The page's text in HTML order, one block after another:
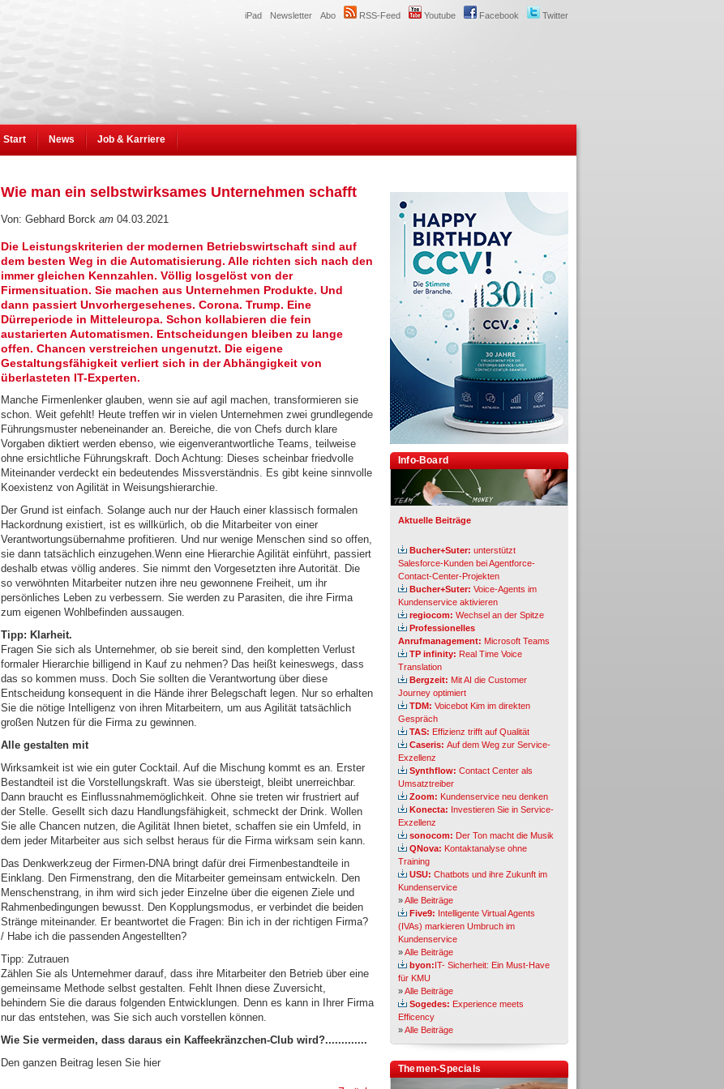
Twitter
Facebook
Youtube
RSS-Feed
Abo
Newsletter
iPad
Start News Job & Karriere
Wie man ein selbstwirksames Unternehmen schafft
Von: Gebhard Borck am 04.03.2021
Die Leistungskriterien der modernen Betriebswirtschaft sind auf
dem besten Weg in die Automatisierung. Alle richten sich nach den
immer gleichen Kennzahlen. Völlig losgelöst von der
Firmensituation. Sie machen aus Unternehmen Produkte. Und
dann passiert Unvorhergesehenes. Corona. Trump. Eine
Dürreperiode in Mitteleuropa. Schon kollabieren die fein
austarierten Automatismen. Entscheidungen bleiben zu lange
offen. Chancen verstreichen ungenutzt. Die eigene
Gestaltungsfähigkeit verliert sich in der Abhängigkeit von
überlasteten IT-Experten.
Manche Firmenlenker glauben, wenn sie auf agil machen, transformieren sie
schon. Weit gefehlt! Heute treffen wir in vielen Unternehmen zwei grundlegende
Führungsmuster nebeneinander an. Bereiche, die von Chefs durch klare
Vorgaben diktiert werden ebenso, wie eigenverantwortliche Teams, teilweise
ohne ersichtliche Führungskraft. Doch Achtung: Dieses scheinbar friedvolle
Miteinander verdeckt ein bedeutendes Missverständnis. Es gibt keine sinnvolle
Koexistenz von Agilität in Weisungshierarchie.
Der Grund ist einfach. Solange auch nur der Hauch einer klassisch formalen
Hackordnung existiert, ist es willkürlich, ob die Mitarbeiter von einer
Verantwortungsübernahme profitieren. Und nur wenige Menschen sind so offen,
sie dann tatsächlich einzugehen.Wenn eine Hierarchie Agilität einführt, passiert
deshalb etwas völlig anderes. Sie nimmt den Vorgesetzten ihre Autorität. Die
so verwöhnten Mitarbeiter nutzen ihre neu gewonnene Freiheit, um ihr
persönliches Leben zu verbessern. Sie werden zu Parasiten, die ihre Firma
zum eigenen Wohlbefinden aussaugen.
Tipp: Klarheit.
Fragen Sie sich als Unternehmer, ob sie bereit sind, den kompletten Verlust
formaler Hierarchie billigend in Kauf zu nehmen? Das heißt keineswegs, dass
das so kommen muss. Doch Sie sollten die Verantwortung über diese
Entscheidung konsequent in die Hände ihrer Belegschaft legen. Nur so erhalten
Sie die nötige Intelligenz von ihren Mitarbeitern, um aus Agilität tatsächlich
großen Nutzen für die Firma zu gewinnen.
Alle gestalten mit
Wirksamkeit ist wie ein guter Cocktail. Auf die Mischung kommt es an. Erster
Bestandteil ist die Vorstellungskraft. Was sie übersteigt, bleibt unerreichbar.
Dann braucht es Einflussnahmemöglichkeit. Ohne sie treten wir frustriert auf
der Stelle. Gesellt sich dazu Handlungsfähigkeit, schmeckt der Drink. Wollen
Sie alle Chancen nutzen, die Agilität Ihnen bietet, schaffen sie ein Umfeld, in
dem jeder Mitarbeiter aus sich selbst heraus für die Firma wirksam sein kann.
Das Denkwerkzeug der Firmen-DNA bringt dafür drei Firmenbestandteile in
Einklang. Den Firmenstrang, den die Mitarbeiter gemeinsam entwickeln. Den
Menschenstrang, in ihm wird sich jeder Einzelne über die eigenen Ziele und
Rahmenbedingungen bewusst. Den Kopplungsmodus, er verbindet die beiden
Stränge miteinander. Er beantwortet die Fragen: Bin ich in der richtigen Firma?
/ Habe ich die passenden Angestellten?
Tipp: Zutrauen
Zählen Sie als Unternehmer darauf, dass ihre Mitarbeiter den Betrieb über eine
gemeinsame Methode selbst gestalten. Fehlt Ihnen diese Zuversicht,
behindern Sie die daraus folgenden Entwicklungen. Denn es kann in Ihrer Firma
nur das entstehen, was Sie sich auch vorstellen können.
Wie Sie vermeiden, dass daraus ein Kaffeekränzchen-Club wird?.............
Den ganzen Beitrag lesen Sie hier
Info-Board
Aktuelle Beiträge
Bucher+Suter: unterstützt
Salesforce-Kunden bei Agentforce-
Contact-Center-Projekten
Bucher+Suter: Voice-Agents im
Kundenservice aktivieren
regiocom: Wechsel an der Spitze
Professionelles
Anrufmanagement: Microsoft Teams
TP infinity: Real Time Voice
Translation
Bergzeit: Mit AI die Customer
Journey optimiert
TDM: Voicebot Kim im direkten
Gespräch
TAS: Effizienz trifft auf Qualität
Caseris: Auf dem Weg zur Service-
Exzellenz
Synthflow: Contact Center als
Umsatztreiber
Zoom: Kundenservice neu denken
Konecta: Investieren Sie in Service-
Exzellenz
sonocom: Der Ton macht die Musik
QNova: Kontaktanalyse ohne
Training
USU: Chatbots und ihre Zukunft im
Kundenservice
»Alle Beiträge
Five9: Intelligente Virtual Agents
(IVAs) markieren Umbruch im
Kundenservice
»Alle Beiträge
byon:IT- Sicherheit: Ein Must-Have
für KMU
»Alle Beiträge
Sogedes: Experience meets
Efficency
»Alle Beiträge
Themen-Specials